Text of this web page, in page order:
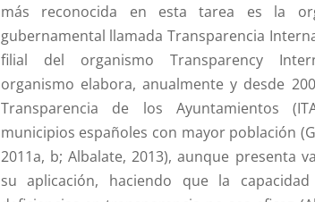
más reconocida en esta tarea es la
gubernamental llamada Transparencia
filial del organismo Transparency
organismo elabora, anualmente y desde
Transparencia de los Ayuntamientos
municipios españoles con mayor población
2011a, b; Albalate, 2013), aunque presenta
su aplicación, haciendo que la